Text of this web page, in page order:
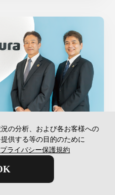
続的に生まれる状
性を担保する
の分析、および各お客様への
供する等の目的のために
プライバシー保護規約